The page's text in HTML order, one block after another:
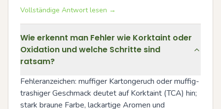
Vollständige Antwort lesen →
Wie erkennt man Fehler wie Korktaint oder
Oxidation und welche Schritte sind
ratsam?
Fehleranzeichen: muffiger Kartongeruch oder muffig-
trashiger Geschmack deutet auf Korktaint (TCA) hin;
stark braune Farbe, lackartige Aromen und